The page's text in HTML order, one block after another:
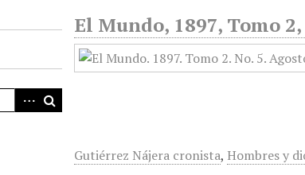
El Mundo, 1897, Tomo
Gutiérrez Nájera cronista, Hombres y